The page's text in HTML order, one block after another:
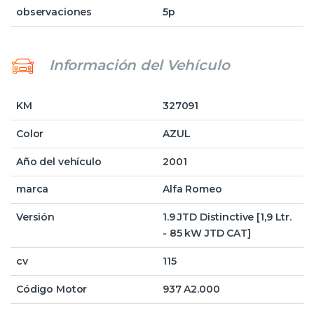
observaciones 5p
Información del Vehículo
KM 327091
Color AZUL
Año del vehículo 2001
marca Alfa Romeo
Versión
1.9 JTD Distinctive [1,9 Ltr.
- 85 kW JTD CAT]
cv 115
Código Motor 937 A2.000